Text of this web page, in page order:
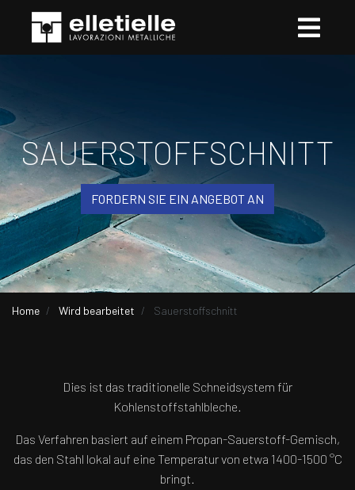
SAUERSTOFFSCHNITT
FORDERN SIE EIN ANGEBOT AN
Home Wird bearbeitet Sauerstoffschnitt
Dies ist das traditionelle Schneidsystem für
Kohlenstoffstahlbleche.
Das Verfahren basiert auf einem Propan-Sauerstoff-Gemisch,
das den Stahl lokal auf eine Temperatur von etwa 1400-1500 °C
bringt.